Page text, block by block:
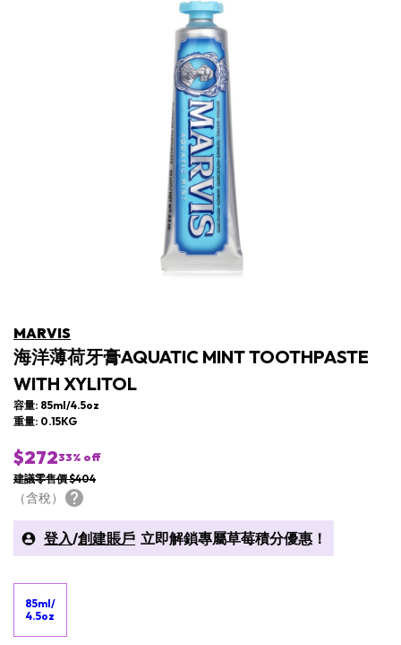
MARVIS
海洋薄荷牙膏AQUATIC MINT TOOTHPASTE
WITH XYLITOL
容量: 85ml/4.5oz
重量: 0.15KG
$27233% off
建議零售價 $404
（含稅）
登入/創建賬戶 立即解鎖專屬草莓積分優惠！
85ml/
4.5oz